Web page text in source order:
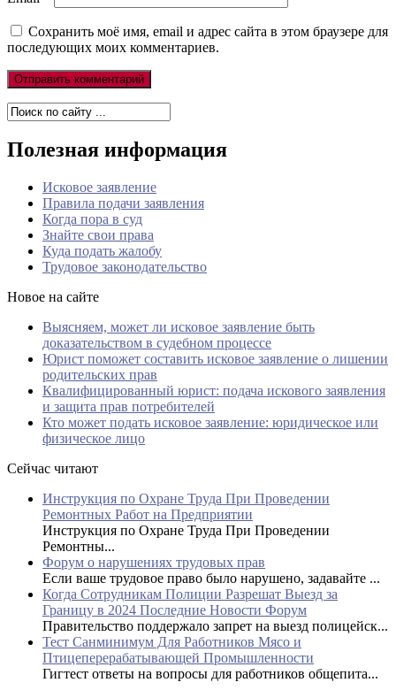
Сохранить моё имя, email и адрес сайта в этом браузере для
последующих моих комментариев.
Полезная информация
Исковое заявление
Правила подачи заявления
Когда пора в суд
Знайте свои права
Куда подать жалобу
Трудовое законодательство
Новое на сайте
Выясняем, может ли исковое заявление быть
доказательством в судебном процессе
Юрист поможет составить исковое заявление о лишении
родительских прав
Квалифицированный юрист: подача искового заявления
и защита прав потребителей
Кто может подать исковое заявление: юридическое или
физическое лицо
Сейчас читают
Инструкция по Охране Труда При Проведении
Ремонтных Работ на Предприятии
Инструкция по Охране Труда При Проведении
Ремонтны...
Форум о нарушениях трудовых прав
Если ваше трудовое право было нарушено, задавайте ...
Когда Сотрудникам Полиции Разрешат Выезд за
Границу в 2024 Последние Новости Форум
Правительство поддержало запрет на выезд полицейск...
Тест Санминимум Для Работников Мясо и
Птицеперерабатывающей Промышленности
Гигтест ответы на вопросы для работников общепита...